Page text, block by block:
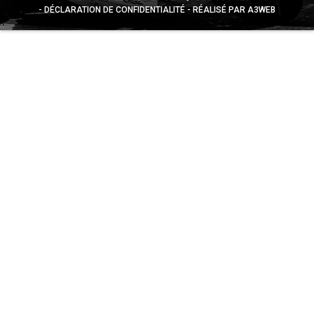
DÉCLARATION DE CONFIDENTIALITÉ
RÉALISÉ PAR A3WEB